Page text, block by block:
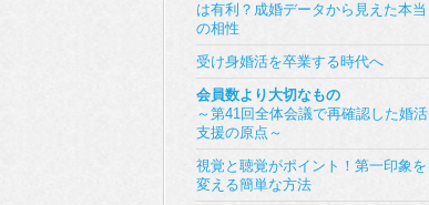
は有利？成婚データから見えた本当
の相性
受け身婚活を卒業する時代へ
会員数より大切なもの
～第41回全体会議で再確認した婚活
支援の原点～
視覚と聴覚がポイント！第一印象を
変える簡単な方法